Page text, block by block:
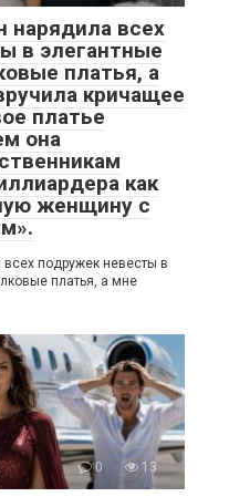
нарядила всех
в элегантные
платья, а
кричащее
платье
она
как
женщину с
подружек невесты в
платья, а мне
0 13